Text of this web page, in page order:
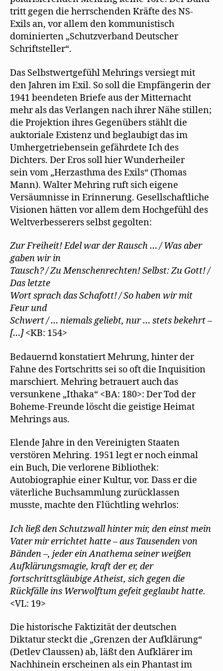
tritt gegen die herrschenden Kräfte des NS-
Exils an, vor allem den kommunistisch
dominierten „Schutzverband Deutscher
Schriftsteller“.
Das Selbstwertgefühl Mehrings versiegt mit
den Jahren im Exil. So soll die Empfängerin der
1941 beendeten Briefe aus der Mitternacht
mehr als das Verlangen nach ihrer Nähe stillen;
die Projektion ihres Gegenübers stählt die
auktoriale Existenz und beglaubigt das im
Umhergetriebensein gefährdete Ich des
Dichters. Der Eros soll hier Wunderheiler
sein vom „Herzasthma des Exils“ (Thomas
Mann). Walter Mehring ruft sich eigene
Versäumnisse in Erinnerung. Gesellschaftliche
Visionen hätten vor allem dem Hochgefühl des
Weltverbesserers selbst gegolten:
Zur Freiheit! Edel war der Rausch … / Was aber
gaben wir in
Tausch? / Zu Menschenrechten! Selbst: Zu Gott! /
Das letzte
Wort sprach das Schafott! / So haben wir mit
Feur und
Schwert / … niemals geliebt, nur … stets bekehrt –
[…]<KB: 154>
Bedauernd konstatiert Mehrung, hinter der
Fahne des Fortschritts sei so oft die Inquisition
marschiert. Mehring betrauert auch das
versunkene „Ithaka“ <BA: 180>: Der Tod der
Boheme-Freunde löscht die geistige Heimat
Mehrings aus.
Elende Jahre in den Vereinigten Staaten
verstören Mehring. 1951 legt er noch einmal
ein Buch, Die verlorene Bibliothek:
Autobiographie einer Kultur, vor. Dass er die
väterliche Buchsammlung zurücklassen
musste, machte den Flüchtling wehrlos:
Ich ließ den Schutzwall hinter mir, den einst mein
Vater mir errichtet hatte – aus Tausenden von
Bänden –, jeder ein Anathema seiner weißen
Aufklärungsmagie, kraft der er, der
fortschrittsgläubige Atheist, sich gegen die
Rückfälle ins Werwolftum gefeit geglaubt hatte.
<VL: 19>
Die historische Faktizität der deutschen
Diktatur steckt die „Grenzen der Aufklärung“
(Detlev Claussen) ab, läßt den Aufklärer im
Nachhinein erscheinen als ein Phantast im